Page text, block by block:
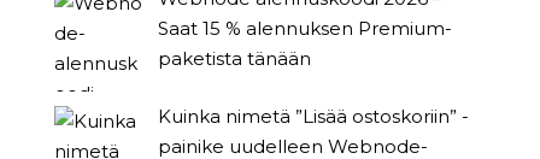
Saat 15 % alennuksen Premium-
paketista tänään
Kuinka nimetä ”Lisää ostoskoriin” -
painike uudelleen Webnode-